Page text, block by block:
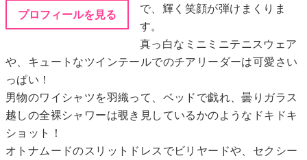
メニュー
▶ 発売中
▶ 新作
▶次回作
プロフィールを見る
で、輝く笑顔が弾けまくりま
す。
真っ白なミニミニテニスウェア
や、キュートなツインテールでのチアリーダーは可愛さい
っぱい！
男物のワイシャツを羽織って、ベッドで戯れ、曇りガラス
越しの全裸シャワーは覗き見しているかのようなドキドキ
ショット！
オトナムードのスリットドレスでビリヤードや、セクシー